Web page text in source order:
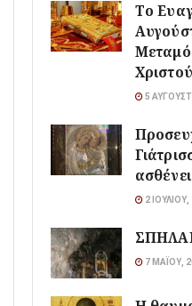
Το
Χριστού
5
2 ΙΟΥΛΊΟΥ,
7 ΜΑΪ́ΟΥ,